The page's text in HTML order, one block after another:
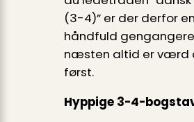
(3-4)” er der derfor en
håndfuld
næsten altid er værd
først.
Hyppige 3-4-